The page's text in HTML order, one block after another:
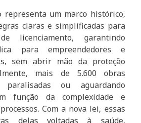
representa um marco histórico,
claras e simplificadas para
licenciamento, garantindo
para empreendedores e
sem abrir mão da proteção
mais de 5.600 obras
ou aguardando
função da complexidade e
Com a nova lei, essas
delas voltadas à saúde,